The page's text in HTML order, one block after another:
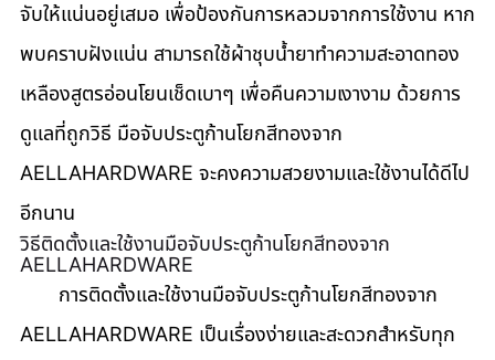
จับให้แน่นอยู่เสมอ เพื่อป้องกันการหลวมจากการใช้งาน หาก
พบคราบฝังแน่น สามารถใช้ผ้าชุบน้ำยาทำความสะอาดทอง
เหลืองสูตรอ่อนโยนเช็ดเบาๆ เพื่อคืนความเงางาม ด้วยการ
ดูแลที่ถูกวิธี มือจับประตูก้านโยกสีทองจาก
AELLAHARDWARE จะคงความสวยงามและใช้งานได้ดีไป
อีกนาน
วิธีติดตั้งและใช้งานมือจับประตูก้านโยกสีทองจาก
AELLAHARDWARE
AELLAHARDWARE เป็นเรื่องง่ายและสะดวกสำหรับทุก